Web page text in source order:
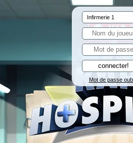
Mot de passe